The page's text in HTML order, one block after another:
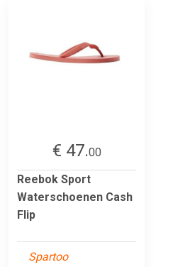
€ 47.00
Reebok Sport
Waterschoenen Cash
Flip
Spartoo